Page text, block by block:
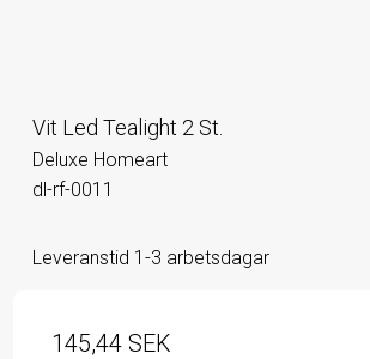
Vit Led Tealight 2 St.
Deluxe Homeart
dl-rf-0011
Leveranstid 1-3 arbetsdagar
145,44 SEK